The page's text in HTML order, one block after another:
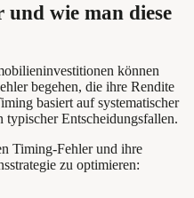
wie man diese
können
begehen, die ihre Rendite
basiert auf systematischer
typischer Entscheidungsfallen.
Timing-Fehler und ihre
zu optimieren: